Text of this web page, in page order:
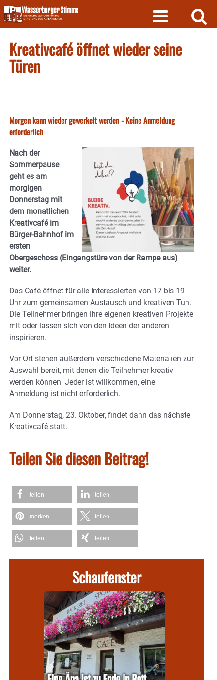
Skip
to
content
Kreativcafé öffnet wieder seine
Türen
Morgen kann wieder gewerkelt werden - Keine Anmeldung
erforderlich
Nach der
Sommerpause
geht es am
morgigen
Donnerstag mit
dem monatlichen
Kreativcafé im
Bürger-Bahnhof im
ersten
Obergeschoss (Eingangstüre von der Rampe aus)
weiter.
Das Café öffnet für alle Interessierten von 17 bis 19
Uhr zum gemeinsamen Austausch und kreativen Tun.
Die Teilnehmer bringen ihre eigenen kreativen Projekte
mit oder lassen sich von den Ideen der anderen
inspirieren.
Vor Ort stehen außerdem verschiedene Materialien zur
Auswahl bereit, mit denen die Teilnehmer kreativ
werden können. Jeder ist willkommen, eine
Anmeldung ist nicht erforderlich.
Am Donnerstag, 23. Oktober, findet dann das nächste
Kreativcafé statt.
Teilen Sie diesen Beitrag!
teilen teilen
merken teilen
teilen teilen
Schaufenster